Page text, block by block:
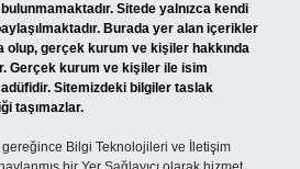
Sitede yalnızca kendi
Burada yer alan içerikler
olup, gerçek kurum ve kişiler hakkında
Gerçek kurum ve kişiler ile isim
Sitemizdeki bilgiler taslak
taşımazlar.
gereğince Bilgi Teknolojileri ve İletişim